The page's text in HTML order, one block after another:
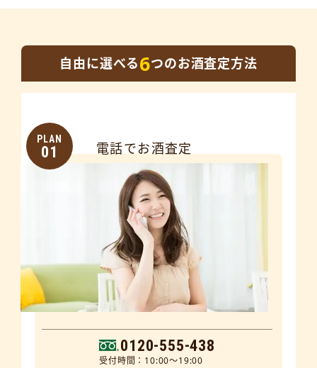
自由に選べる6つのお酒査定方法
PLAN
01 電話でお酒査定
0120-555-438
受付時間：10:00～19:00